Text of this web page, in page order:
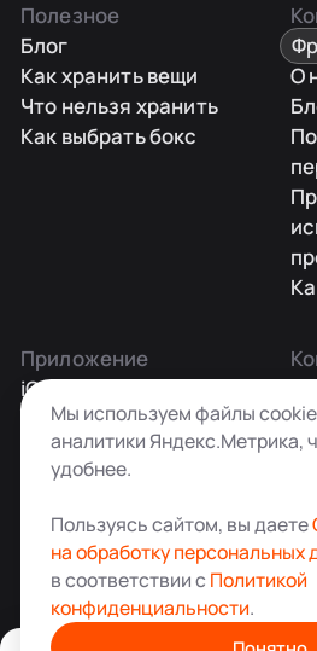
Полезное
Блог
Как хранить вещи
Что нельзя хранить
Как выбрать бокс
О
Приложение
iOS
Android
Аренда склада для хранения
© ООО «Кладовкин» 2026.
Мы используем файлы
аналитики Яндекс.Метрика,
удобнее.
Пользуясь сайтом, вы даете
на обработку персональных
в соответствии с Политикой
конфиденциальности.